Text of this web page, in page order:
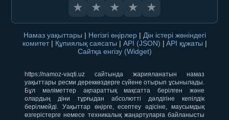
★ ★ ★ ★ ★
Намаз уақыттары | Негізгі өңірлер | Дін істері жөніндегі
комитет | Құпиялық саясаты | API (JSON) | API құжаты |
Сайтқа енгізу (Widget)
https://namoz-vaqti.uz сайтында жарияланатын намаз
уақыттары ресми дереккөздерге сүйене отырып ұсынылады.
Бұл мәліметтер ақпараттық мақсатта берілген және
олардың діни тұрғыдан абсолютті дәлдігіне кепілдік
берілмейді. Уақыттар өңірге, есептеу әдісіне, маусымдық
өзгерістерге немесе техникалық жаңартуларға байланысты